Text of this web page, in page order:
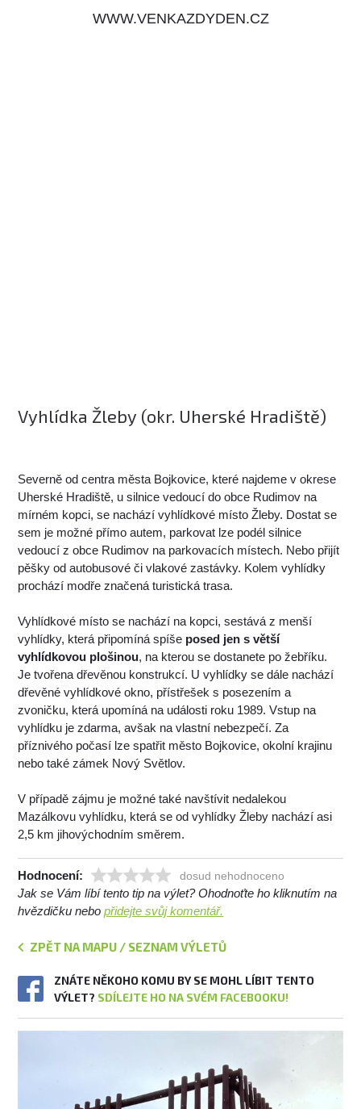
WWW.VENKAZDYDEN.CZ
Vyhlídka Žleby (okr. Uherské Hradiště)
Severně od centra města Bojkovice, které najdeme v okrese
Uherské Hradiště, u silnice vedoucí do obce Rudimov na
mírném kopci, se nachází vyhlídkové místo Žleby. Dostat se
sem je možné přímo autem, parkovat lze podél silnice
vedoucí z obce Rudimov na parkovacích místech. Nebo přijít
pěšky od autobusové či vlakové zastávky. Kolem vyhlídky
prochází modře značená turistická trasa.
Vyhlídkové místo se nachází na kopci, sestává z menší
vyhlídky, která připomíná spíše posed jen s větší
vyhlídkovou plošinou, na kterou se dostanete po žebříku.
Je tvořena dřevěnou konstrukcí. U vyhlídky se dále nachází
dřevěné vyhlídkové okno, přístřešek s posezením a
zvoničku, která upomíná na události roku 1989. Vstup na
vyhlídku je zdarma, avšak na vlastní nebezpečí. Za
příznivého počasí lze spatřit město Bojkovice, okolní krajinu
nebo také zámek Nový Světlov.
V případě zájmu je možné také navštívit nedalekou
Mazálkovu vyhlídku, která se od vyhlídky Žleby nachází asi
2,5 km jihovýchodním směrem.
Hodnocení: dosud nehodnoceno
Jak se Vám líbí tento tip na výlet? Ohodnoťte ho kliknutím na
hvězdičku nebopřidejte svůj komentář.
ZPĚT NA MAPU / SEZNAM VÝLETŮ
ZNÁTE NĚKOHO KOMU BY SE MOHL LÍBIT TENTO
VÝLET? SDÍLEJTE HO NA SVÉM FACEBOOKU!